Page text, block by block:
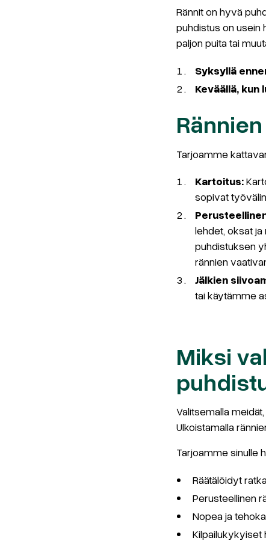
Rännit on hyvä
puhdistus on usein
paljon puita tai
Syksyllä
Keväällä,
Tarjoamme
Kartoitus:
sopivat
lehdet, oksat
puhdistuksen
rännien
Jälkien
tai käytämme
Miksi
Valitsemalla
Ulkoistamalla
Tarjoamme sinulle
Räätälöidyt
Perusteellinen
Nopea ja
Kilpailukykyiset